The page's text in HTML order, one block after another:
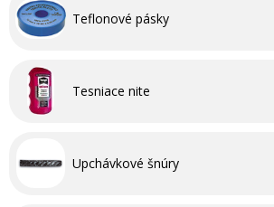
Teflonové pásky
Tesniace nite
Upchávkové šnúry